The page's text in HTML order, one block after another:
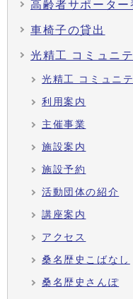
高齢者サポーター
車椅子の貸出
光精工 コミュニ
光精工 コミュニ
利用案内
主催事業
施設案内
施設予約
活動団体の紹介
講座案内
アクセス
桑名歴史こばなし
桑名歴史さんぽ